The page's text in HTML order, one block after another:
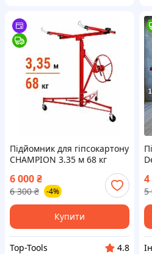
Підйомник для гіпсокартону
CHAMPION 3.35 м 68 кг
монтажу плит ГКЛ
6 000₴
6 300 ₴ -4%
Купити
Top-Tools
4.8
4
5